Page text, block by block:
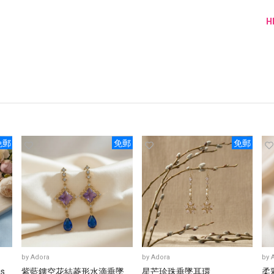
郵 免郵
byAdora
紫藍鏤空花結菱形水滴垂墜
免郵
by Adora
星芒珍珠垂墜耳環
by
柔